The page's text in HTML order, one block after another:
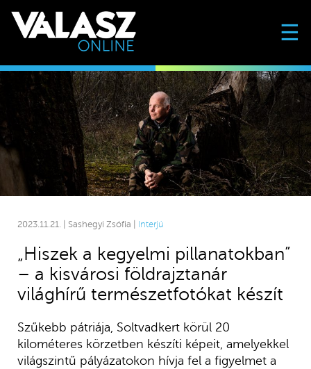
☰
2023.11.21. | Sashegyi Zsófia | Interjú
„Hiszek a kegyelmi pillanatokban”
– a kisvárosi földrajztanár
világhírű természetfotókat készít
Szűkebb pátriája, Soltvadkert körül 20
kilométeres körzetben készíti képeit, amelyekkel
világszintű pályázatokon hívja fel a figyelmet a